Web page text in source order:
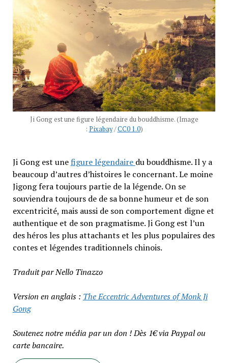
Ji Gong est une figure légendaire du bouddhisme. (Image
: Pixabay/CC0 1.0)
Ji Gong est unefigure légendaire du bouddhisme. Il y a
beaucoup d’autres d’histoires le concernant. Le moine
Jigong fera toujours partie de la légende. On se
souviendra toujours de de sa bonne humeur et de son
excentricité, mais aussi de son comportement digne et
authentique et de son pragmatisme. Ji Gong est l’un
des héros les plus attachants et les plus populaires des
contes et légendes traditionnels chinois.
Traduit par Nello Tinazzo
Version en anglais : The Eccentric Adventures of Monk Ji
Gong
Soutenez notre média par un don ! Dès 1€ via Paypal ou
carte bancaire.